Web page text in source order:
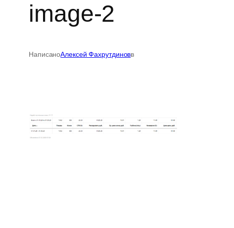
image-2
НаписаноАлексей Фахрутдиновв